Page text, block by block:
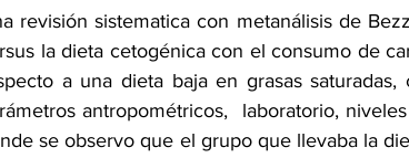
revisión sistematica con metanálisis de
la dieta cetogénica con el consumo de
a una dieta baja en grasas
antropométricos,  laboratorio,
se observo que el grupo que llevaba la